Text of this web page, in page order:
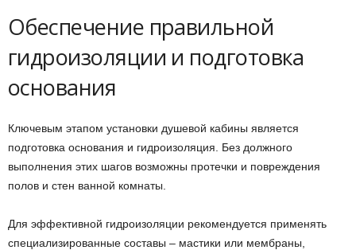
Обеспечение правильной
гидроизоляции и подготовка
основания
Ключевым этапом установки душевой кабины является
подготовка основания и гидроизоляция. Без должного
выполнения этих шагов возможны протечки и повреждения
полов и стен ванной комнаты.
Для эффективной гидроизоляции рекомендуется применять
специализированные составы – мастики или мембраны,